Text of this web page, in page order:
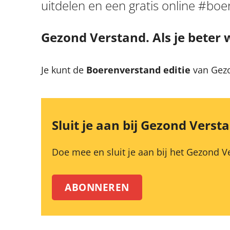
uitdelen en een gratis online
Gezond Verstand. Als je
Je kunt de Boerenverstand editie van
Sluit je aan bij Gezond
Doe mee en sluit je aan bij het Gezond
ABONNEREN